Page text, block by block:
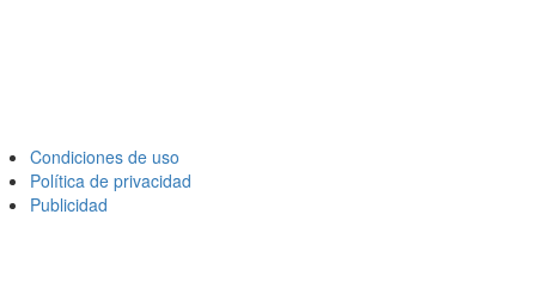
Condiciones de uso
Política de privacidad
Publicidad